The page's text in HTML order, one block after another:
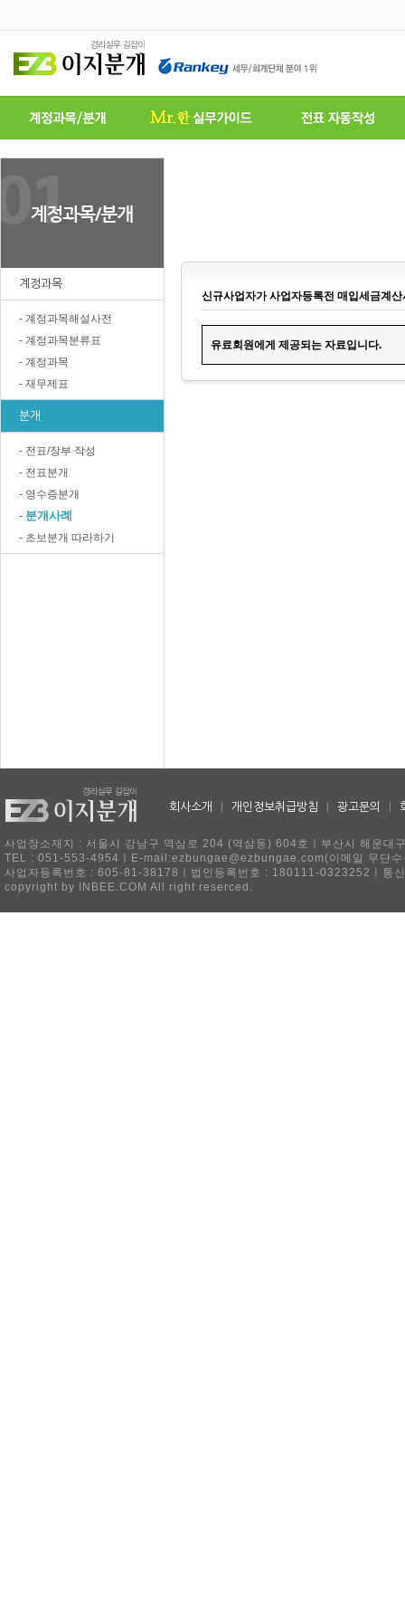
계정과목
- 계정과목해설사전
- 계정과목분류표
- 계정과목
- 재무제표
분개
- 전표/장부 작성
- 전표분개
- 영수증분개
- 분개사례
- 초보분개 따라하기
신규사업자가 사업자등록전 매입세금계
유료회원에게 제공되는 자료입니다.
회사소개 개인정보취급방침 광고문의
사업장소재지 : 서울시 강남구 역삼로 204 (역삼동) 604호ㅣ부산시 해운
TEL : 051-553-4954ㅣE-mail:ezbungae@ezbungae.com(이메일 무단수
사업자등록번호 : 605-81-38178ㅣ법인등록번호 : 180111-0323252ㅣ통
copyright by INBEE.COM All right reserced.